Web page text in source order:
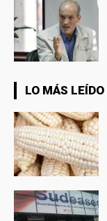
LO MÁS LEÍDO